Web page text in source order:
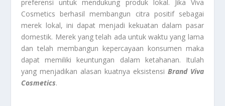
preferensi untuk mendukung produk lokal. Jika Viva
Cosmetics berhasil membangun citra positif sebagai
merek lokal, ini dapat menjadi kekuatan dalam pasar
domestik. Merek yang telah ada untuk waktu yang lama
dan telah membangun kepercayaan konsumen maka
dapat memiliki keuntungan dalam ketahanan. Itulah
yang menjadikan alasan kuatnya eksistensi Brand Viva
Cosmetics.